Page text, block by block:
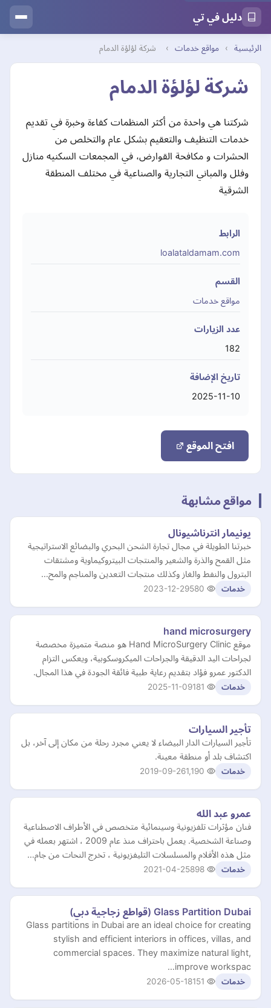
دليل في تي
الرئيسية › مواقع خدمات › شركة لؤلؤة الدمام
شركة لؤلؤة الدمام
شركتنا هي واحدة من أكثر المنظمات كفاءة وخبرة في تقديم
خدمات التنظيف والتعقيم بشكل عام والتخلص من
الحشرات و مكافحة القوارض، في المجمعات السكنيه منازل
وفلل والمباني التجارية والصناعية في مختلف المنطقة
الشرقية
الرابط
loalataldamam.com
القسم
مواقع خدمات
عدد الزيارات
182
تاريخ الإضافة
2025-11-10
افتح الموقع
مواقع مشابهة
يونيمار انترناشيونال
خبرتنا الطويلة في مجال تجارة الشحن البحري والبضائع الاستراتيجية
مثل القمح والذرة والشعير والمنتجات البيتروكيماوية ومشتقات
البترول والنفط والغاز وكذلك منتجات التعدين والمناجم والمح…
خدمات 2023-12-29
hand microsurgery
موقع Hand MicroSurgery Clinic هو منصة متميزة مخصصة
لجراحات اليد الدقيقة والجراحات الميكروسكوبية، ويعكس التزام
الدكتور عمرو فؤاد بتقديم رعاية طبية فائقة الجودة في هذا المجال.
خدمات 2025-11-09
تأجير السيارات
تأجير السيارات الدار البيضاء لا يعني مجرد رحلة من مكان إلى آخر، بل
اكتشاف بلد أو منطقة معينة.
خدمات 2019-09-26
عمرو عبد الله
فنان مؤثرات تلفزيونية وسينمائية متخصص في الأطراف الاصطناعية
وصناعة الشخصية. يعمل باحتراف منذ عام 2009 ، اشتهر بعمله في
مثل هذه الأفلام والمسلسلات التليفزيونية ، تخرج النحات من جام…
خدمات 2021-04-25
Glass Partition Dubai (قواطع زجاجية دبي)
Glass partitions in Dubai are an ideal choice for creating
stylish and efficient interiors in offices, villas, and
commercial spaces. They maximize natural light,
improve workspac…
خدمات 2026-05-18